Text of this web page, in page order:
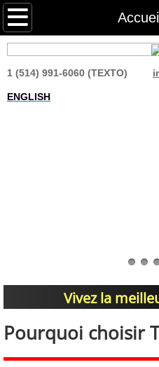
Accueil
À propos de nous
Cours espagnol
Espagnol presentiel
Immersion
Espagnol entreprises
Contactez nous
1 (514) 991-6060 (TEXTO)
ENGLISH
Vivez la
Pourquoi choisir